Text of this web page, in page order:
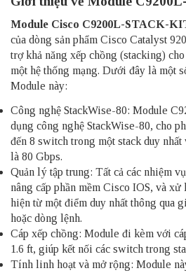
Module Cisco C9200L-STACK-
của dòng sản phẩm Cisco Catalyst
trợ khả năng xếp chồng (stacking)
một hệ thống mạng. Dưới đây là một
Module này:
Công nghệ StackWise-80: Module
dụng công nghệ StackWise-80, cho
đến 8 switch trong một stack duy
là 80 Gbps.
Quản lý tập trung: Tất cả các nhiệm
nâng cấp phần mềm Cisco IOS, và
hiện từ một điểm duy nhất thông qua
hoặc dòng lệnh.
Cáp xếp chồng: Module đi kèm với
1.6 ft, giúp kết nối các switch trong
Tính linh hoạt và mở rộng: Module